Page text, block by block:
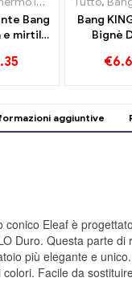
Bang
e mirtillo
Bang
Bignè
Fragola
€
aggiuntive
conico Eleaf è
Duro. Questa parte di
più elegante e
colori. Facile da